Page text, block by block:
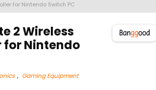
for Nintendo Switch PC
2 Wireless
for Nintendo
, Gaming Equipment